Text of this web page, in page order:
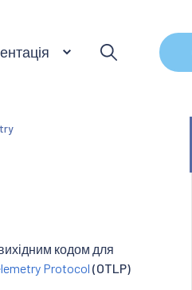
кодом для
Protocol (OTLP)